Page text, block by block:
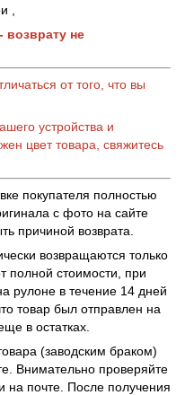
,
возврату не
от того, что вы
устройства и
цвет товара, свяжитесь
покупателя полностью
с фото на сайте
причиной возврата.
возвращаются только
полной стоимости, при
рулоне в течение 14 дней
товар был отправлен на
в остатках.
(заводским браком)
Внимательно проверяйте
на почте. После получения